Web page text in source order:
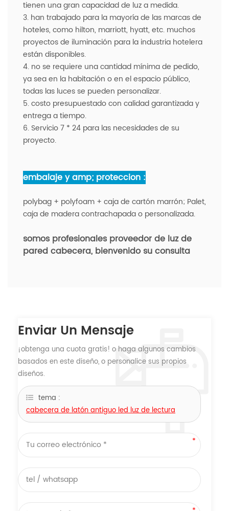
tienen una gran capacidad de luz a medida.
3. han trabajado para la mayoría de las marcas de
hoteles, como hilton, marriott, hyatt, etc. muchos
proyectos de iluminación para la industria hotelera
están disponibles.
4. no se requiere una cantidad mínima de pedido,
ya sea en la habitación o en el espacio público,
todas las luces se pueden personalizar.
5. costo presupuestado con calidad garantizada y
entrega a tiempo.
6. Servicio 7 * 24 para las necesidades de su
proyecto.
embalaje y amp; proteccion :
polybag + polyfoam + caja de cartón marrón; Palet,
caja de madera contrachapada o personalizada.
somos profesionales proveedor de luz de
pared cabecera, bienvenido su consulta
Enviar Un Mensaje
¡obtenga una cuota gratis! o haga algunos cambios
basados ​​en este diseño, o personalice sus propios
diseños.
tema :
cabecera de latón antiguo led luz de lectura